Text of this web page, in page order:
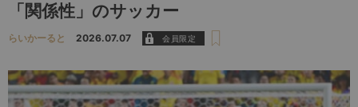
「関係性」のサッカー
らいかーると 2026.07.07